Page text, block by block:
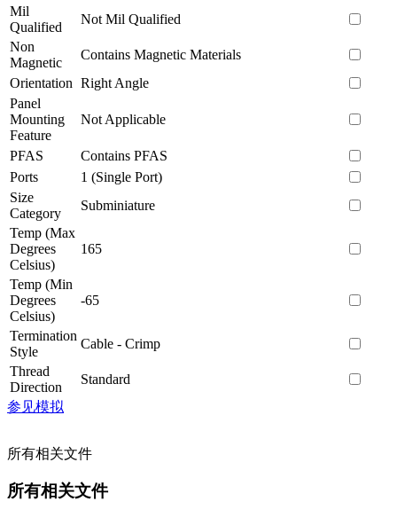
Mil
Qualified
Not Mil Qualified
Non
Magnetic
Contains Magnetic Materials
Orientation Right Angle
Panel
Mounting
Feature
Not Applicable
PFAS
Contains PFAS
Ports
1 (Single Port)
Size
Category
Subminiature
Temp (Max
Degrees
Celsius)
165
Temp (Min
Degrees
Celsius)
-65
Termination
Style
Cable - Crimp
Thread
Direction
Standard
参见模拟
所有相关文件
所有相关文件